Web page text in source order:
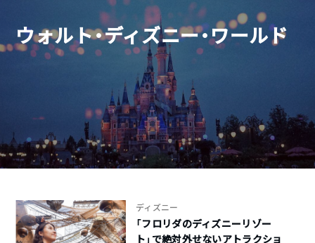
ウォルト・ディズニー・ワールド
ディズニー
「フロリダのディズニーリゾー
ト」で絶対外せないアトラクショ